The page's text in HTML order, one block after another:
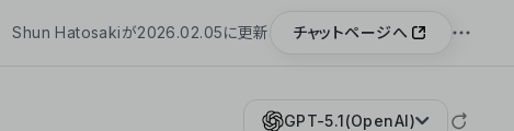
Shun Hatosakiが2026.02.05に更新 チャットページへ
GPT-5.1(OpenAI)